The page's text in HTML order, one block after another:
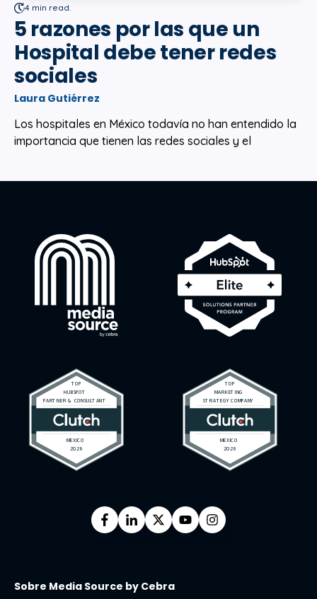
4 min read.
5 razones por las que un
Hospital debe tener redes
sociales
Laura Gutiérrez
Los hospitales en México todavía no han entendido la
importancia que tienen las redes sociales y el
Sobre Media Source by Cebra